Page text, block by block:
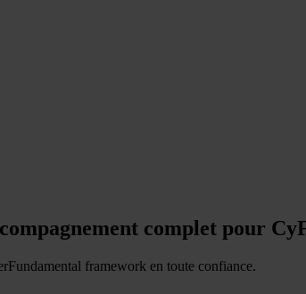
complet pour
framework en toute confiance.